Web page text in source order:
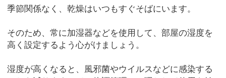
季節関係なく、乾燥はいつもすぐそばにいます。
そのため、常に加湿器などを使用して、部屋の湿度を
高く設定するよう心がけましょう。
湿度が高くなると、風邪菌やウイルスなどに感染する